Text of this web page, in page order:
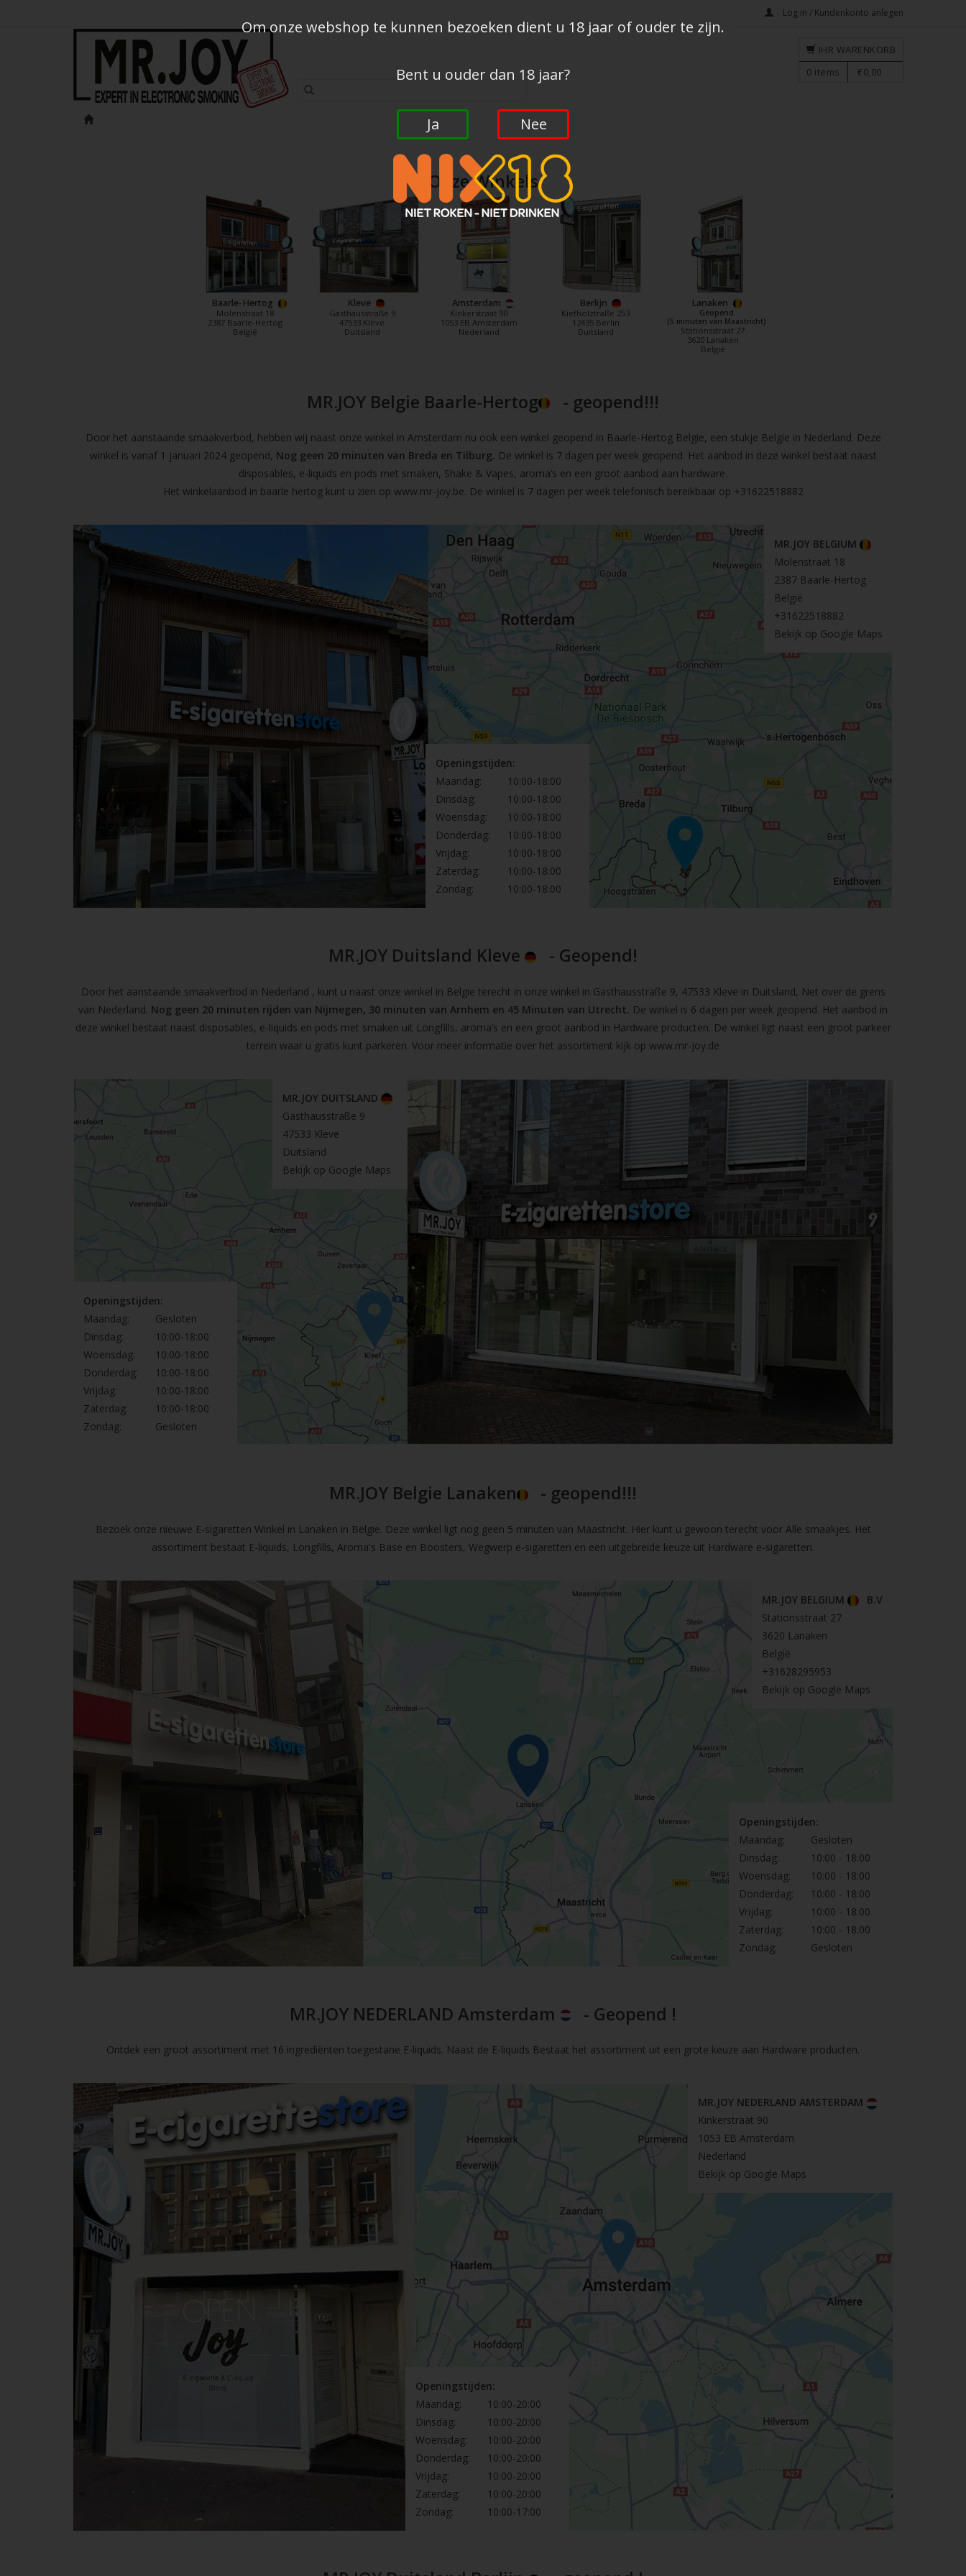
Log in / Kundenkonto anlegen
IHR WARENKORB
0 items €0,00
Onze Winkels
Baarle-Hertog
Molenstraat 18
2387 Baarle-Hertog
België
Kleve
Gasthausstraße 9
47533 Kleve
Duitsland
Amsterdam
Kinkerstraat 90
1053 EB Amsterdam
Nederland
Berlijn
Kiefholztraße 253
12435 Berlin
Duitsland
Lanaken
Geopend
(5 minuten van Maastricht)
Stationsstraat 27
3620 Lanaken
België
MR.JOY Belgie Baarle-Hertog - geopend!!!
Door het aanstaande smaakverbod, hebben wij naast onze winkel in Amsterdam nu ook een winkel geopend in Baarle-Hertog Belgie, een stukje Belgie in Nederland. Deze
winkel is vanaf 1 januari 2024 geopend, Nog geen 20 minuten van Breda en Tilburg. De winkel is 7 dagen per week geopend. Het aanbod in deze winkel bestaat naast
disposables, e-liquids en pods met smaken, Shake & Vapes, aroma’s en een groot aanbod aan hardware.
Het winkelaanbod in baarle hertog kunt u zien op www.mr-joy.be. De winkel is 7 dagen per week telefonisch bereikbaar op +31622518882
MR.JOY BELGIUM
Molenstraat 18
2387 Baarle-Hertog
België
+31622518882
Bekijk op Google Maps
Openingstijden:
Maandag:
10:00-18:00
Dinsdag:
10:00-18:00
Woensdag:
10:00-18:00
Donderdag:
10:00-18:00
Vrijdag:
10:00-18:00
Zaterdag:
10:00-18:00
Zondag:
10:00-18:00
MR.JOY Duitsland Kleve - Geopend!
Door het aanstaande smaakverbod in Nederland , kunt u naast onze winkel in Belgie terecht in onze winkel in Gasthausstraße 9, 47533 Kleve in Duitsland, Net over de grens
van Nederland. Nog geen 20 minuten rijden van Nijmegen, 30 minuten van Arnhem en 45 Minuten van Utrecht. De winkel is 6 dagen per week geopend. Het aanbod in
deze winkel bestaat naast disposables, e-liquids en pods met smaken uit Longfills, aroma’s en een groot aanbod in Hardware producten. De winkel ligt naast een groot parkeer
terrein waar u gratis kunt parkeren. Voor meer informatie over het assortiment kijk op www.mr-joy.de
MR.JOY DUITSLAND
Gasthausstraße 9
47533 Kleve
Duitsland
Bekijk op Google Maps
Openingstijden:
Maandag:
Gesloten
Dinsdag:
10:00-18:00
Woensdag:
10:00-18:00
Donderdag:
10:00-18:00
Vrijdag:
10:00-18:00
Zaterdag:
10:00-18:00
Zondag:
Gesloten
MR.JOY Belgie Lanaken - geopend!!!
Bezoek onze nieuwe E-sigaretten Winkel in Lanaken in Belgie. Deze winkel ligt nog geen 5 minuten van Maastricht. Hier kunt u gewoon terecht voor Alle smaakjes. Het
assortiment bestaat E-liquids, Longfills, Aroma's Base en Boosters, Wegwerp e-sigaretten en een uitgebreide keuze uit Hardware e-sigaretten.
MR.JOY BELGIUM
B.V
Stationsstraat 27
3620 Lanaken
België
+31628295953
Bekijk op Google Maps
Openingstijden:
Maandag:
Gesloten
Dinsdag:
10:00 - 18:00
Woensdag:
10:00 - 18:00
Donderdag:
10:00 - 18:00
Vrijdag:
10:00 - 18:00
Zaterdag:
10:00 - 18:00
Zondag:
Gesloten
MR.JOY NEDERLAND Amsterdam - Geopend !
Ontdek een groot assortiment met 16 ingrediënten toegestane E-liquids. Naast de E-liquids Bestaat het assortiment uit een grote keuze aan Hardware producten.
MR.JOY NEDERLAND AMSTERDAM
Kinkerstraat 90
1053 EB Amsterdam
Nederland
Bekijk op Google Maps
Openingstijden:
Maandag:
10:00-20:00
Dinsdag:
10:00-20:00
Woensdag:
10:00-20:00
Donderdag:
10:00-20:00
Vrijdag:
10:00-20:00
Zaterdag:
10:00-20:00
Zondag:
10:00-17:00
Om onze webshop te kunnen bezoeken dient u 18 jaar of ouder te zijn.
Bent u ouder dan 18 jaar?
Ja Nee